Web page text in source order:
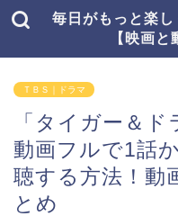
毎日がもっと楽
【映画と
ＴＢＳ｜ドラマ
「タイガー＆
動画フルで1話
聴する方法！動
とめ